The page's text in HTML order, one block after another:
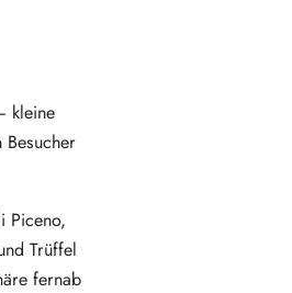
kleine
Piceno,
Trüffel
fernab